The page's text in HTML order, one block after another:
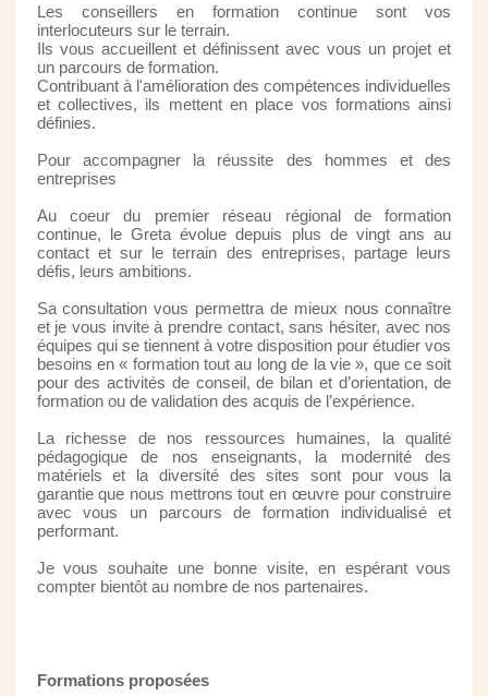
Les conseillers en formation continue sont vos
interlocuteurs sur le terrain.
Ils vous accueillent et définissent avec vous un projet et
un parcours de formation.
Contribuant à l'amélioration des compétences individuelles
et collectives, ils mettent en place vos formations ainsi
définies.
Pour accompagner la réussite des hommes et des
entreprises
Au coeur du premier réseau régional de formation
continue, le Greta évolue depuis plus de vingt ans au
contact et sur le terrain des entreprises, partage leurs
défis, leurs ambitions.
Sa consultation vous permettra de mieux nous connaître
et je vous invite à prendre contact, sans hésiter, avec nos
équipes qui se tiennent à votre disposition pour étudier vos
besoins en « formation tout au long de la vie », que ce soit
pour des activités de conseil, de bilan et d’orientation, de
formation ou de validation des acquis de l’expérience.
La richesse de nos ressources humaines, la qualité
pédagogique de nos enseignants, la modernité des
matériels et la diversité des sites sont pour vous la
garantie que nous mettrons tout en œuvre pour construire
avec vous un parcours de formation individualisé et
performant.
Je vous souhaite une bonne visite, en espérant vous
compter bientôt au nombre de nos partenaires.
Formations proposées